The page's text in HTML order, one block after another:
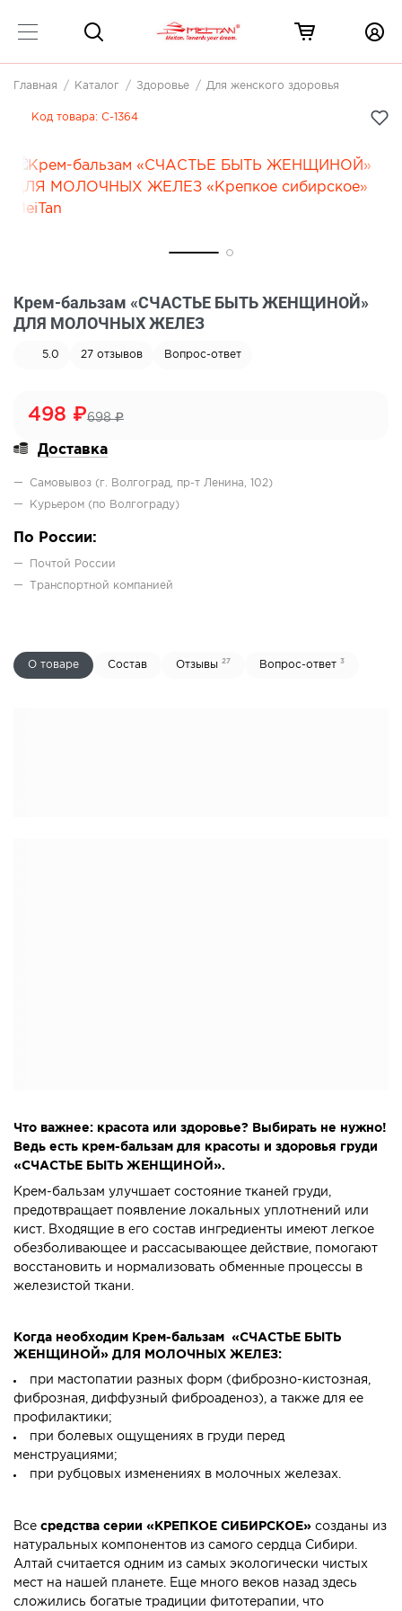
Главная Каталог Здоровье Для женского здоровья
Крем-бальзам «СЧАСТЬЕ БЫТЬ ЖЕНЩИНОЙ»
ДЛЯ МОЛОЧНЫХ ЖЕЛЕЗ
5.0 27 отзывов Вопрос-ответ
Код товара: C-1364
498 ₽698₽
Доставка
Самовывоз (г. Волгоград, пр-т Ленина, 102)
Курьером (по Волгограду)
По России:
Почтой России
Транcпортной компанией
О товаре Состав Отзывы 27 Вопрос-ответ 3
Что важнее: красота или здоровье? Выбирать не нужно!
Ведь есть крем-бальзам для красоты и здоровья груди
«СЧАСТЬЕ БЫТЬ ЖЕНЩИНОЙ».
Крем-бальзам улучшает состояние тканей груди,
предотвращает появление локальных уплотнений или
кист. Входящие в его состав ингредиенты имеют легкое
обезболивающее и рассасывающее действие, помогают
восстановить и нормализовать обменные процессы в
железистой ткани.
Когда необходим Крем-бальзам «СЧАСТЬЕ БЫТЬ
ЖЕНЩИНОЙ» ДЛЯ МОЛОЧНЫХ ЖЕЛЕЗ:
при мастопатии разных форм (фиброзно-кистозная,
фиброзная, диффузный фиброаденоз), а также для ее
профилактики;
при болевых ощущениях в груди перед
менструациями;
при рубцовых изменениях в молочных железах.
Все средства серии «КРЕПКОЕ СИБИРСКОЕ» созданы из
натуральных компонентов из самого сердца Сибири.
Алтай считается одним из самых экологически чистых
мест на нашей планете. Еще много веков назад здесь
сложились богатые традиции фитотерапии, что